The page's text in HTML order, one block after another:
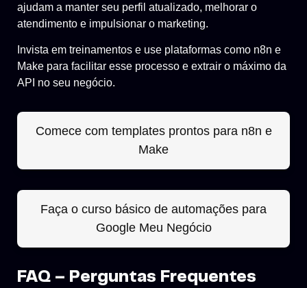
ajudam a manter seu perfil atualizado, melhorar o
atendimento e impulsionar o marketing.
Invista em treinamentos e use plataformas como n8n e
Make para facilitar esse processo e extrair o máximo da
API no seu negócio.
Comece com templates prontos para n8n e
Make
Faça o curso básico de automações para
Google Meu Negócio
FAQ – Perguntas Frequentes